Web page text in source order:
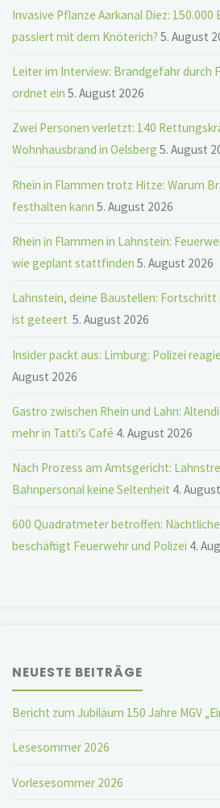
Invasive Pflanze Aarkanal Diez: 150.000
passiert mit dem Knöterich? 5. August
Leiter im Interview: Brandgefahr durch
ordnet ein 5. August 2026
Zwei Personen verletzt: 140
Wohnhausbrand in Oelsberg 5. August
Rhein in Flammen trotz Hitze: Warum
festhalten kann 5. August 2026
Rhein in Flammen in Lahnstein:
wie geplant stattfinden 5. August 2026
Lahnstein, deine Baustellen: Fortschritt
ist geteert 5. August 2026
Insider packt aus: Limburg: Polizei
August 2026
Gastro zwischen Rhein und Lahn:
mehr in Tatti’s Café 4. August 2026
Nach Prozess am Amtsgericht:
Bahnpersonal keine Seltenheit 4.
600 Quadratmeter betroffen:
beschäftigt Feuerwehr und Polizei 4.
NEUESTE BEITRÄGE
Bericht zum Jubiläum 150 Jahre MGV
Lesesommer 2026
Vorlesesommer 2026